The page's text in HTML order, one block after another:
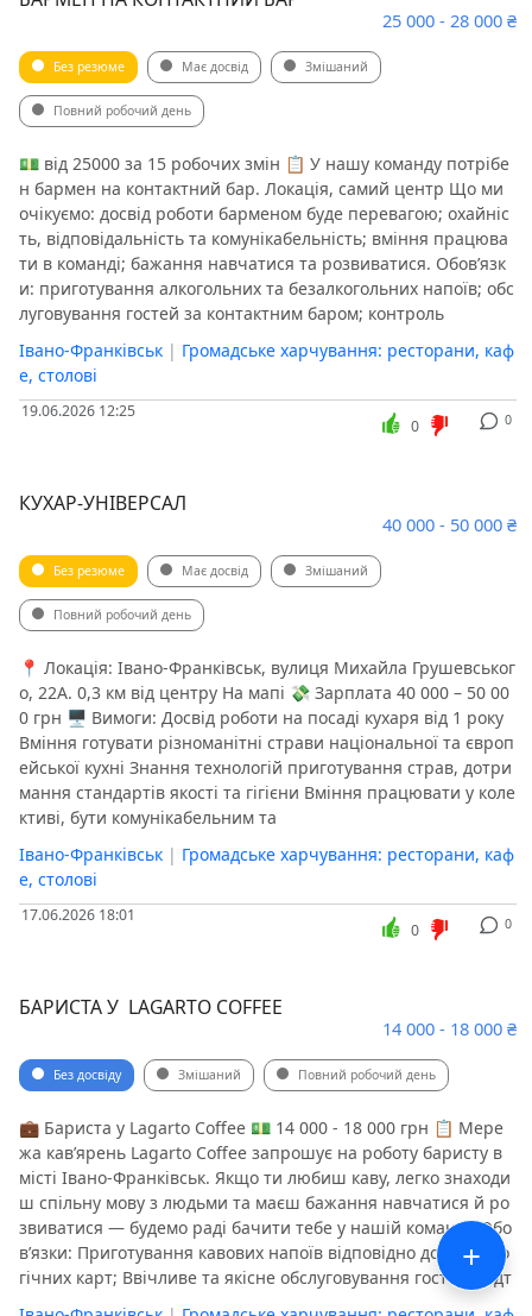
25 000 - 28 000 ₴
Без резюме Має досвід Змішаний
Повний робочий день
💵 від 25000 за 15 робочих змін 📋 У нашу команду потрібе
н бармен на контактний бар. Локація, самий центр Що ми
очікуємо: досвід роботи барменом буде перевагою; охайніс
ть, відповідальність та комунікабельність; вміння працюва
ти в команді; бажання навчатися та розвиватися. Обов’язк
и: приготування алкогольних та безалкогольних напоїв; обс
луговування гостей за контактним баром; контроль
Івано-Франківськ | Громадське харчування: ресторани, каф
е, столові
19.06.2026 12:25 0
0
КУХАР-УНІВЕРСАЛ
40 000 - 50 000 ₴
Без резюме Має досвід Змішаний
Повний робочий день
📍 Локація: Івано-Франківськ, вулиця Михайла Грушевськог
о, 22А. 0,3 км від центру На мапі 💸 Зарплата 40 000 – 50 00
0 грн 🖥 Вимоги: Досвід роботи на посаді кухаря від 1 року
Вміння готувати різноманітні страви національної та європ
ейської кухні Знання технологій приготування страв, дотри
мання стандартів якості та гігієни Вміння працювати у коле
ктиві, бути комунікабельним та
Івано-Франківськ | Громадське харчування: ресторани, каф
е, столові
17.06.2026 18:01 0
0
БАРИСТА У LAGARTO COFFEE
14 000 - 18 000 ₴
Без досвіду Змішаний Повний робочий день
💼 Бариста у Lagarto Coffee 💵 14 000 - 18 000 грн 📋 Мере
жа кав’ярень Lagarto Coffee запрошує на роботу баристу в
місті Івано-Франківськ. Якщо ти любиш каву, легко знаходи
ш спільну мову з людьми та маєш бажання навчатися й ро
звиватися — будемо раді бачити тебе у нашій команді. Обо
в’язки: Приготування кавових напоїв відповідно до техноло
гічних карт; Ввічливе та якісне обслуговування гостей; Підт
+